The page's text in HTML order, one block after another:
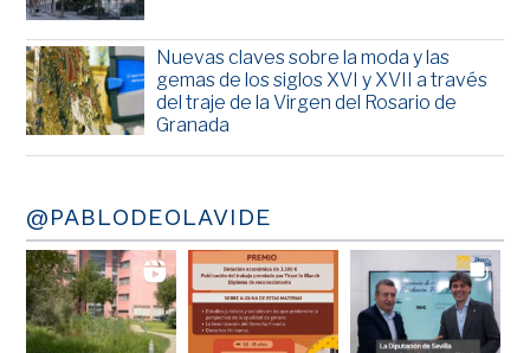
Nuevas claves sobre la moda y las
gemas de los siglos XVI y XVII a través
del traje de la Virgen del Rosario de
Granada
@PABLODEOLAVIDE